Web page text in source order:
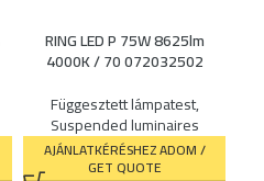
RING LED P 75W 8625lm
4000K / 70 072032502
Függesztett lámpatest,
Suspended luminaires
AJÁNLATKÉRÉSHEZ ADOM /
GET QUOTE